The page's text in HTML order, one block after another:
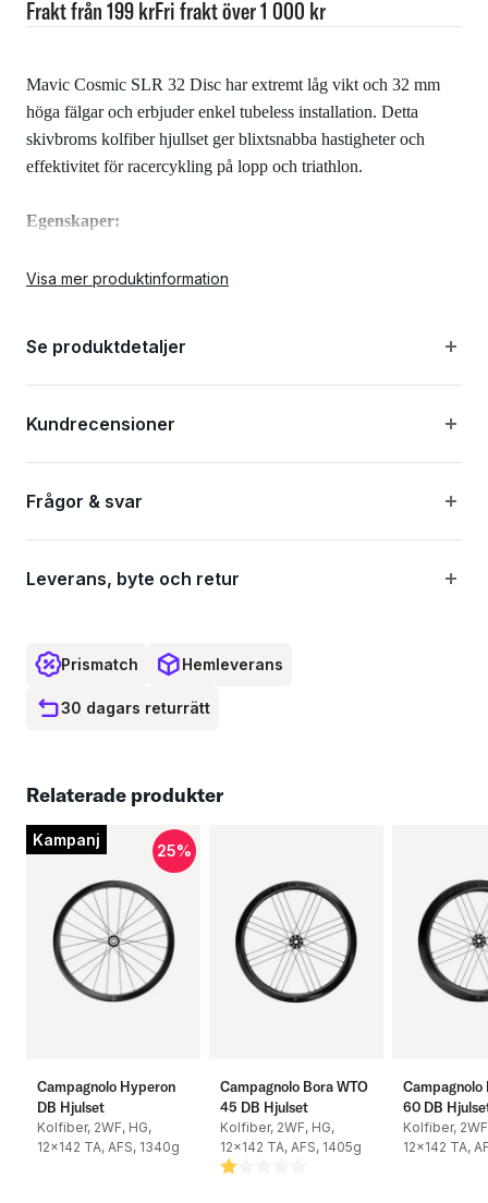
Mavic Cosmic SLR 32 Disc har extremt låg vikt och 32 mm
höga fälgar och erbjuder enkel tubeless installation. Detta
skivbroms kolfiber hjullset ger blixtsnabba hastigheter och
effektivitet för racercykling på lopp och triathlon.
Egenskaper:
32 mm djup / 26 mm bred NACA-fälgprofil som är
vindtunneltestad för bästa effektivitet
Infinity-nav: stel axel, hållbara lager och ny design med
ID360 frihjulsbody teknik
Fälgdesignen eliminerar behovet av tubeless tejp, sparar
30 g vid tubeless installation
Hjulstorlek: 622x19TC Road
Rekommenderad däckbredd: 25-32 mm
Material - fälg: kol
Material - nav: aluminium
Fälg - bredd: 19 mm inuti
Fälg - höjd: 32 mm
Visa mer produktinformation
Frakt från 199 krFri frakt över 1 000 kr
Se produktdetaljer
Kundrecensioner
Frågor & svar
Leverans, byte och retur
Prismatch Hemleverans
30 dagars returrätt
Relaterade produkter
Kampanj
25%
Campagnolo Hyperon
DB Hjulset
Kolfiber, 2WF, HG,
12x142 TA, AFS, 1340g
Campagnolo Bora WTO
45 DB Hjulset
Kolfiber, 2WF, HG,
12x142 TA, AFS, 1405g
Betyg:
1.0 utav 5 stjärnor
Campagnolo
60 DB
Kolfiber,
12x142 TA,